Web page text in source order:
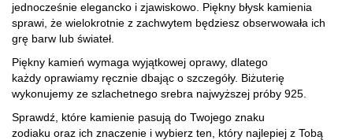
jednocześnie elegancko i zjawiskowo. Piękny błysk kamienia
sprawi, że wielokrotnie z zachwytem będziesz obserwowała ich
grę barw lub świateł.
Piękny kamień wymaga wyjątkowej oprawy, dlatego
każdy oprawiamy ręcznie dbając o szczegóły. Biżuterię
wykonujemy ze szlachetnego srebra najwyższej próby 925.
Sprawdź, które kamienie pasują do Twojego znaku
zodiaku oraz ich znaczenie i wybierz ten, który najlepiej z Tobą